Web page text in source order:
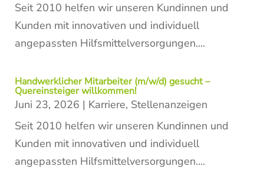
Seit 2010 helfen wir unseren Kundinnen und
Kunden mit innovativen und individuell
angepassten Hilfsmittelversorgungen....
Handwerklicher Mitarbeiter (m/w/d) gesucht –
Quereinsteiger willkommen!
Juni 23, 2026 | Karriere, Stellenanzeigen
Seit 2010 helfen wir unseren Kundinnen und
Kunden mit innovativen und individuell
angepassten Hilfsmittelversorgungen....